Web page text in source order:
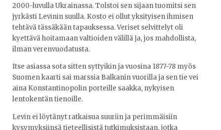
2000-luvulla Ukrainassa. Tolstoi sen sijaan tuomitsi sen
jyrkästi Levinin suulla. Kosto ei ollut yksityisen ihmisen
tehtävä tässäkään tapauksessa. Veriset selvittelyt oli
kyettävä hoitamaan valtioiden välillä ja, jos mahdollista,
ilman verenvuodatusta.
Itse asiassa sota sitten syttyikin ja vuosina 1877-78 myös
Suomen kaarti sai marssia Balkanin vuorilla ja sen tie vei
aina Konstantinopolin porteille saakka, nykyisen
lentokentän tienoille.
Levin ei löytänyt ratkaisua suuriin ja perimmäisiin
kysymyksiinsä tieteellisistä tutkimuksistaan, jotka